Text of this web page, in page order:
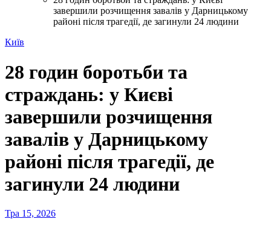
завершили розчищення завалів у Дарницькому
районі після трагедії, де загинули 24 людини
Київ
28 годин боротьби та
страждань: у Києві
завершили розчищення
завалів у Дарницькому
районі після трагедії, де
загинули 24 людини
Тра 15, 2026